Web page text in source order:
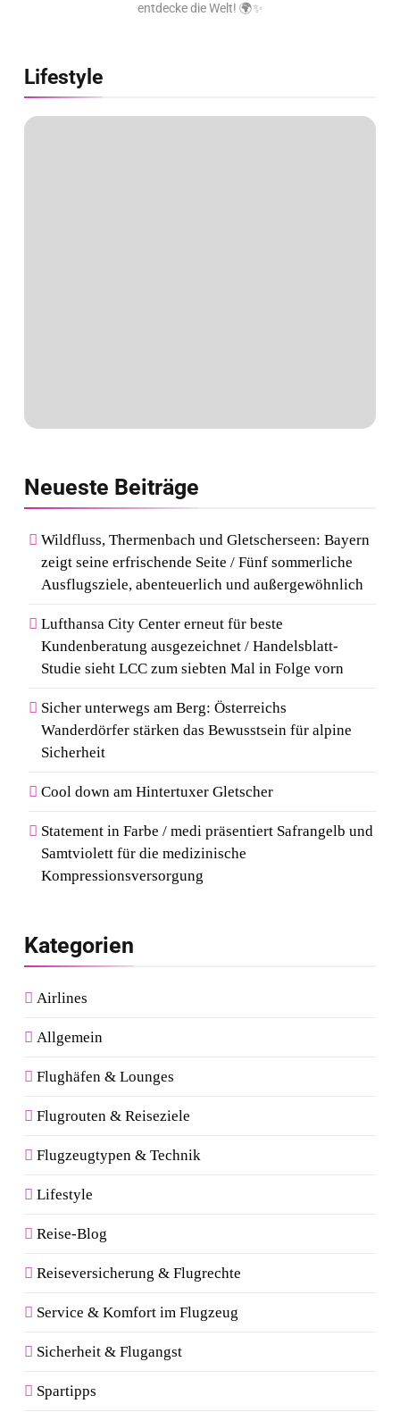
entdecke die Welt! 🌍✨
Lifestyle
Neueste Beiträge
Wildfluss, Thermenbach und Gletscherseen: Bayern
zeigt seine erfrischende Seite / Fünf sommerliche
Ausflugsziele, abenteuerlich und außergewöhnlich
Lufthansa City Center erneut für beste
Kundenberatung ausgezeichnet / Handelsblatt-
Studie sieht LCC zum siebten Mal in Folge vorn
Sicher unterwegs am Berg: Österreichs
Wanderdörfer stärken das Bewusstsein für alpine
Sicherheit
Cool down am Hintertuxer Gletscher
Statement in Farbe / medi präsentiert Safrangelb und
Samtviolett für die medizinische
Kompressionsversorgung
Kategorien
Airlines
Allgemein
Flughäfen & Lounges
Flugrouten & Reiseziele
Flugzeugtypen & Technik
Lifestyle
Reise-Blog
Reiseversicherung & Flugrechte
Service & Komfort im Flugzeug
Sicherheit & Flugangst
Spartipps